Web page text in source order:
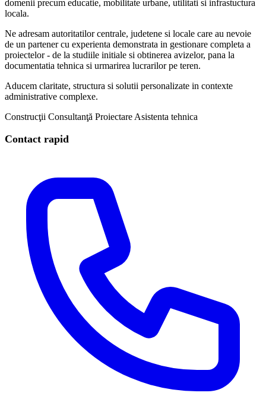
domenii precum educatie, mobilitate urbane, utilitati si infrastuctura
locala.
Ne adresam autoritatilor centrale, judetene si locale care au nevoie
de un partener cu experienta demonstrata in gestionare completa a
proiectelor - de la studiile initiale si obtinerea avizelor, pana la
documentatia tehnica si urmarirea lucrarilor pe teren.
Aducem claritate, structura si solutii personalizate in contexte
administrative complexe.
Construcţii Consultanţă Proiectare Asistenta tehnica
Contact rapid